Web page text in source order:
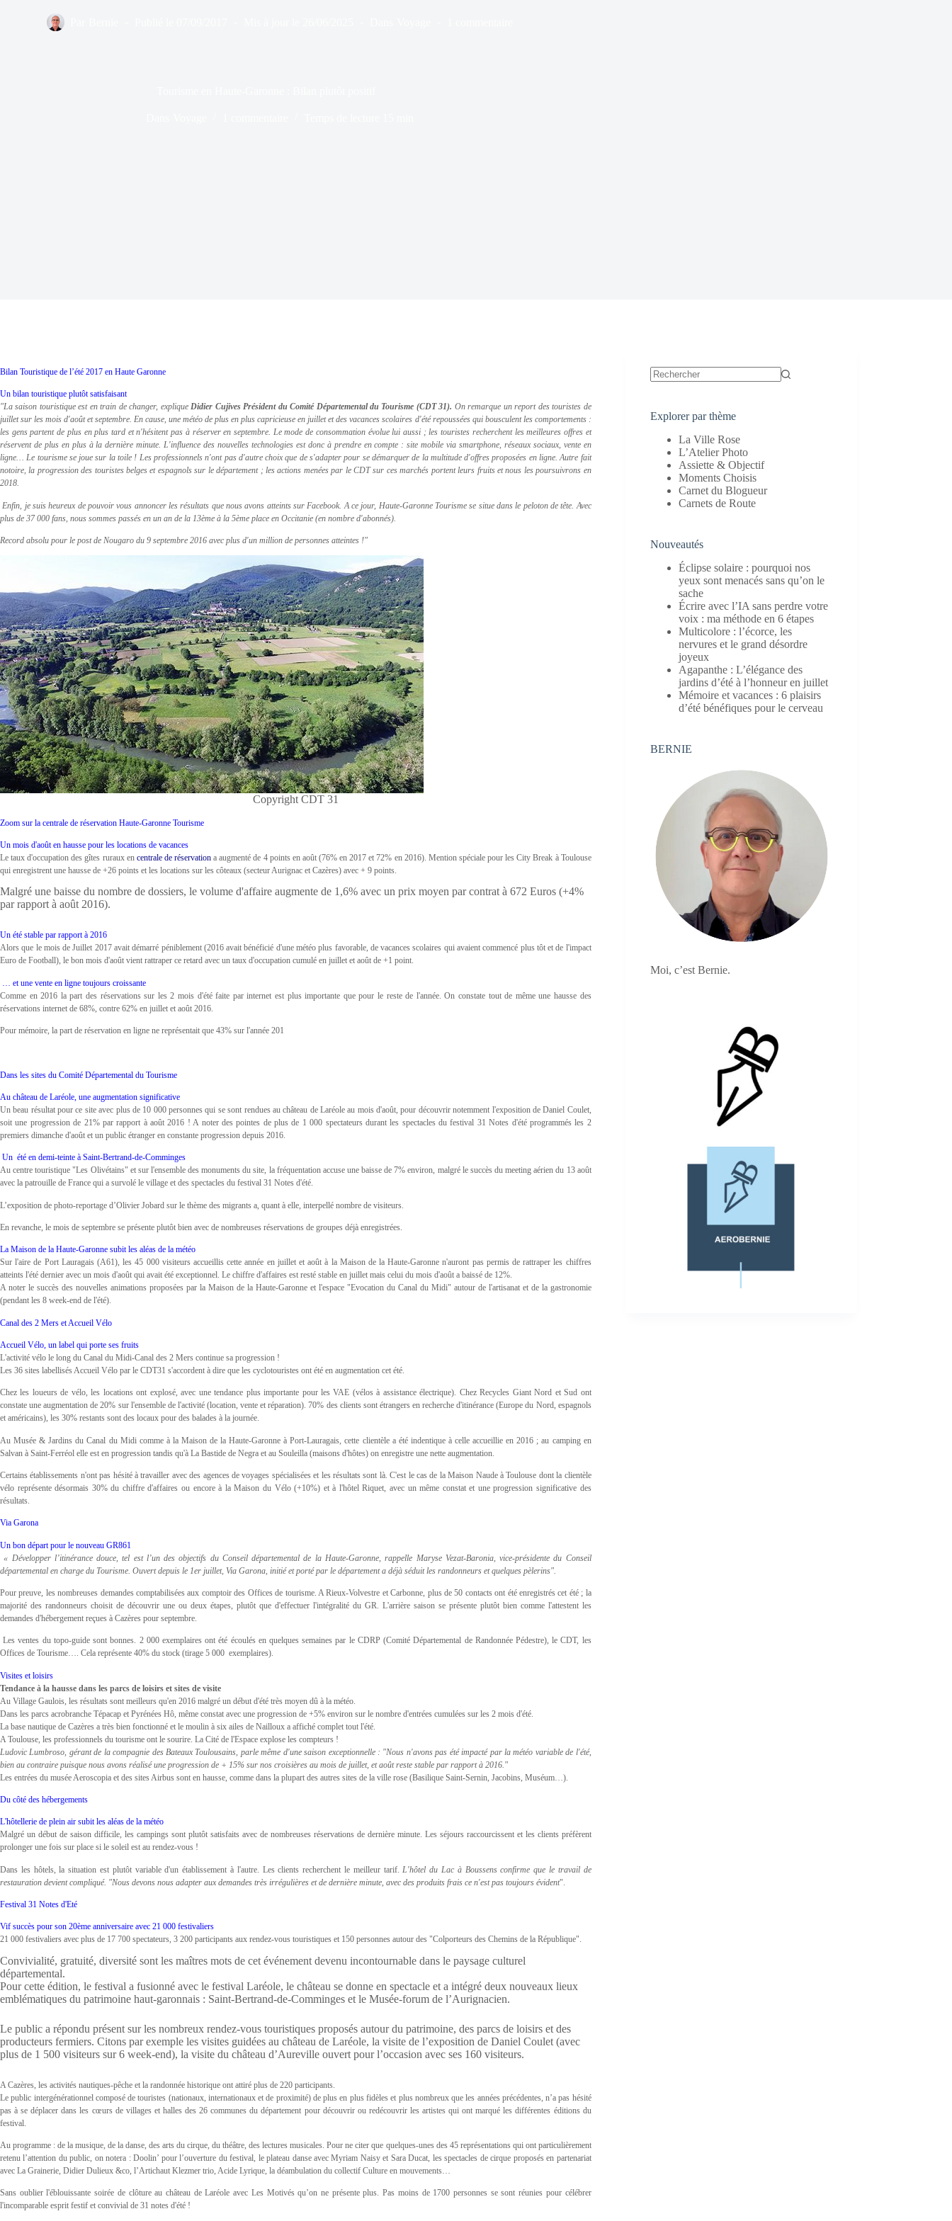
Bilan Touristique de l’été 2017 en Haute Garonne
Un bilan touristique plutôt satisfaisant
"La saison touristique est en train de changer, expliqueDidier Cujives Président du Comité Départemental du Tourisme (CDT 31). On remarque un report des touristes de
juillet sur les mois d'août et septembre. En cause, une météo de plus en plus capricieuse en juillet et des vacances scolaires d'été repoussées qui bousculent les comportements :
les gens partent de plus en plus tard et n'hésitent pas à réserver en septembre. Le mode de consommation évolue lui aussi ; les touristes recherchent les meilleures offres et
réservent de plus en plus à la dernière minute. L'influence des nouvelles technologies est donc à prendre en compte : site mobile via smartphone, réseaux sociaux, vente en
ligne… Le tourisme se joue sur la toile ! Les professionnels n'ont pas d'autre choix que de s'adapter pour se démarquer de la multitude d'offres proposées en ligne. Autre fait
notoire, la progression des touristes belges et espagnols sur le département ; les actions menées par le CDT sur ces marchés portent leurs fruits et nous les poursuivrons en
2018.
Enfin, je suis heureux de pouvoir vous annoncer les résultats que nous avons atteints sur Facebook. A ce jour, Haute-Garonne Tourisme se situe dans le peloton de tête. Avec
plus de 37 000 fans, nous sommes passés en un an de la 13ème à la 5ème place en Occitanie (en nombre d'abonnés).
Record absolu pour le post de Nougaro du 9 septembre 2016 avec plus d'un million de personnes atteintes !"
Copyright CDT 31
Zoom sur la centrale de réservation Haute-Garonne Tourisme
Un mois d'août en hausse pour les locations de vacances
Le taux d'occupation des gîtes ruraux en centrale de réservation a augmenté de 4 points en août (76% en 2017 et 72% en 2016). Mention spéciale pour les City Break à Toulouse
qui enregistrent une hausse de +26 points et les locations sur les côteaux (secteur Aurignac et Cazères) avec + 9 points.
Malgré une baisse du nombre de dossiers, le volume d'affaire augmente de 1,6% avec un prix moyen par contrat à 672 Euros (+4%
par rapport à août 2016).
Un été stable par rapport à 2016
Alors que le mois de Juillet 2017 avait démarré péniblement (2016 avait bénéficié d'une météo plus favorable, de vacances scolaires qui avaient commencé plus tôt et de l'impact
Euro de Football), le bon mois d'août vient rattraper ce retard avec un taux d'occupation cumulé en juillet et août de +1 point.
… et une vente en ligne toujours croissante
Comme en 2016 la part des réservations sur les 2 mois d'été faite par internet est plus importante que pour le reste de l'année. On constate tout de même une hausse des
réservations internet de 68%, contre 62% en juillet et août 2016.
Pour mémoire, la part de réservation en ligne ne représentait que 43% sur l'année 201
Dans les sites du Comité Départemental du Tourisme
Au château de Laréole, une augmentation significative
Un beau résultat pour ce site avec plus de 10 000 personnes qui se sont rendues au château de Laréole au mois d'août, pour découvrir notemment l'exposition de Daniel Coulet,
soit une progression de 21% par rapport à août 2016 ! A noter des pointes de plus de 1 000 spectateurs durant les spectacles du festival 31 Notes d'été programmés les 2
premiers dimanche d'août et un public étranger en constante progression depuis 2016.
Un été en demi-teinte à Saint-Bertrand-de-Comminges
Au centre touristique "Les Olivétains" et sur l'ensemble des monuments du site, la fréquentation accuse une baisse de 7% environ, malgré le succès du meeting aérien du 13 août
avec la patrouille de France qui a survolé le village et des spectacles du festival 31 Notes d'été.
L’exposition de photo-reportage d’Olivier Jobard sur le thème des migrants a, quant à elle, interpellé nombre de visiteurs.
En revanche, le mois de septembre se présente plutôt bien avec de nombreuses réservations de groupes déjà enregistrées.
La Maison de la Haute-Garonne subit les aléas de la météo
Sur l'aire de Port Lauragais (A61), les 45 000 visiteurs accueillis cette année en juillet et août à la Maison de la Haute-Garonne n'auront pas permis de rattraper les chiffres
atteints l'été dernier avec un mois d'août qui avait été exceptionnel. Le chiffre d'affaires est resté stable en juillet mais celui du mois d'août a baissé de 12%.
A noter le succès des nouvelles animations proposées par la Maison de la Haute-Garonne et l'espace "Evocation du Canal du Midi" autour de l'artisanat et de la gastronomie
(pendant les 8 week-end de l'été).
Canal des 2 Mers et Accueil Vélo
Accueil Vélo, un label qui porte ses fruits
L'activité vélo le long du Canal du Midi-Canal des 2 Mers continue sa progression !
Les 36 sites labellisés Accueil Vélo par le CDT31 s'accordent à dire que les cyclotouristes ont été en augmentation cet été.
Chez les loueurs de vélo, les locations ont explosé, avec une tendance plus importante pour les VAE (vélos à assistance électrique). Chez Recycles Giant Nord et Sud ont
constate une augmentation de 20% sur l'ensemble de l'activité (location, vente et réparation). 70% des clients sont étrangers en recherche d'itinérance (Europe du Nord, espagnols
et américains), les 30% restants sont des locaux pour des balades à la journée.
Au Musée & Jardins du Canal du Midi comme à la Maison de la Haute-Garonne à Port-Lauragais, cette clientèle a été indentique à celle accueillie en 2016 ; au camping en
Salvan à Saint-Ferréol elle est en progression tandis qu'à La Bastide de Negra et au Souleilla (maisons d'hôtes) on enregistre une nette augmentation.
Certains établissements n'ont pas hésité à travailler avec des agences de voyages spécialisées et les résultats sont là. C'est le cas de la Maison Naude à Toulouse dont la clientèle
vélo représente désormais 30% du chiffre d'affaires ou encore à la Maison du Vélo (+10%) et à l'hôtel Riquet, avec un même constat et une progression significative des
résultats.
Via Garona
Un bon départ pour le nouveau GR861
« Développer l’itinérance douce, tel est l’un des objectifs du Conseil départemental de la Haute-Garonne, rappelle Maryse Vezat-Baronia, vice-présidente du Conseil
départemental en charge du Tourisme. Ouvert depuis le 1er juillet, Via Garona, initié et porté par le département a déjà séduit les randonneurs et quelques pèlerins".
Pour preuve, les nombreuses demandes comptabilisées aux comptoir des Offices de tourisme. A Rieux-Volvestre et Carbonne, plus de 50 contacts ont été enregistrés cet été ; la
majorité des randonneurs choisit de découvrir une ou deux étapes, plutôt que d'effectuer l'intégralité du GR. L'arrière saison se présente plutôt bien comme l'attestent les
demandes d'hébergement reçues à Cazères pour septembre.
Les ventes du topo-guide sont bonnes. 2 000 exemplaires ont été écoulés en quelques semaines par le CDRP (Comité Départemental de Randonnée Pédestre), le CDT, les
Offices de Tourisme…. Cela représente 40% du stock (tirage 5 000 exemplaires).
Visites et loisirs
Tendance à la hausse dans les parcs de loisirs et sites de visite
Au Village Gaulois, les résultats sont meilleurs qu'en 2016 malgré un début d'été très moyen dû à la météo.
Dans les parcs acrobranche Tépacap et Pyrénées Hô, même constat avec une progression de +5% environ sur le nombre d'entrées cumulées sur les 2 mois d'été.
La base nautique de Cazères a très bien fonctionné et le moulin à six ailes de Nailloux a affiché complet tout l'été.
A Toulouse, les professionnels du tourisme ont le sourire. La Cité de l'Espace explose les compteurs !
Ludovic Lumbroso, gérant de la compagnie des Bateaux Toulousains, parle même d'une saison exceptionnelle : "Nous n'avons pas été impacté par la météo variable de l'été,
bien au contraire puisque nous avons réalisé une progression de + 15% sur nos croisières au mois de juillet, et août reste stable par rapport à 2016."
Les entrées du musée Aeroscopia et des sites Airbus sont en hausse, comme dans la plupart des autres sites de la ville rose (Basilique Saint-Sernin, Jacobins, Muséum…).
Du côté des hébergements
L'hôtellerie de plein air subit les aléas de la météo
Malgré un début de saison difficile, les campings sont plutôt satisfaits avec de nombreuses réservations de dernière minute. Les séjours raccourcissent et les clients préfèrent
prolonger une fois sur place si le soleil est au rendez-vous !
Dans les hôtels, la situation est plutôt variable d'un établissement à l'autre. Les clients recherchent le meilleur tarif. L'hôtel du Lac à Boussens confirme que le travail de
restauration devient compliqué. "Nous devons nous adapter aux demandes très irrégulières et de dernière minute, avec des produits frais ce n'est pas toujours évident".
Festival 31 Notes d'Eté
Vif succès pour son 20ème anniversaire avec 21 000 festivaliers
21 000 festivaliers avec plus de 17 700 spectateurs, 3 200 participants aux rendez-vous touristiques et 150 personnes autour des "Colporteurs des Chemins de la République".
Convivialité, gratuité, diversité sont les maîtres mots de cet événement devenu incontournable dans le paysage culturel
départemental.
Pour cette édition, le festival a fusionné avec le festival Laréole, le château se donne en spectacle et a intégré deux nouveaux lieux
emblématiques du patrimoine haut-garonnais : Saint-Bertrand-de-Comminges et le Musée-forum de l’Aurignacien.
Le public a répondu présent sur les nombreux rendez-vous touristiques proposés autour du patrimoine, des parcs de loisirs et des
producteurs fermiers. Citons par exemple les visites guidées au château de Laréole, la visite de l’exposition de Daniel Coulet (avec
plus de 1 500 visiteurs sur 6 week-end), la visite du château d’Aureville ouvert pour l’occasion avec ses 160 visiteurs.
A Cazères, les activités nautiques-pêche et la randonnée historique ont attiré plus de 220 participants.
Le public intergénérationnel composé de touristes (nationaux, internationaux et de proximité) de plus en plus fidèles et plus nombreux que les années précédentes, n’a pas hésité
pas à se déplacer dans les cœurs de villages et halles des 26 communes du département pour découvrir ou redécouvrir les artistes qui ont marqué les différentes éditions du
festival.
Au programme : de la musique, de la danse, des arts du cirque, du théâtre, des lectures musicales. Pour ne citer que quelques-unes des 45 représentations qui ont particulièrement
retenu l’attention du public, on notera : Doolin’ pour l’ouverture du festival, le plateau danse avec Myriam Naisy et Sara Ducat, les spectacles de cirque proposés en partenariat
avec La Grainerie, Didier Dulieux &co, l’Artichaut Klezmer trio, Acide Lyrique, la déambulation du collectif Culture en mouvements…
Sans oublier l'éblouissante soirée de clôture au château de Laréole avec Les Motivés qu’on ne présente plus. Pas moins de 1700 personnes se sont réunies pour célébrer
l'incomparable esprit festif et convivial de 31 notes d'été !
Explorer par thème
La Ville Rose
L’Atelier Photo
Assiette & Objectif
Moments Choisis
Carnet du Blogueur
Carnets de Route
Nouveautés
Éclipse solaire : pourquoi nos
yeux sont menacés sans qu’on le
sache
Écrire avec l’IA sans perdre votre
voix : ma méthode en 6 étapes
Multicolore : l’écorce, les
nervures et le grand désordre
joyeux
Agapanthe : L’élégance des
jardins d’été à l’honneur en juillet
Mémoire et vacances : 6 plaisirs
d’été bénéfiques pour le cerveau
BERNIE
Moi, c’est Bernie.